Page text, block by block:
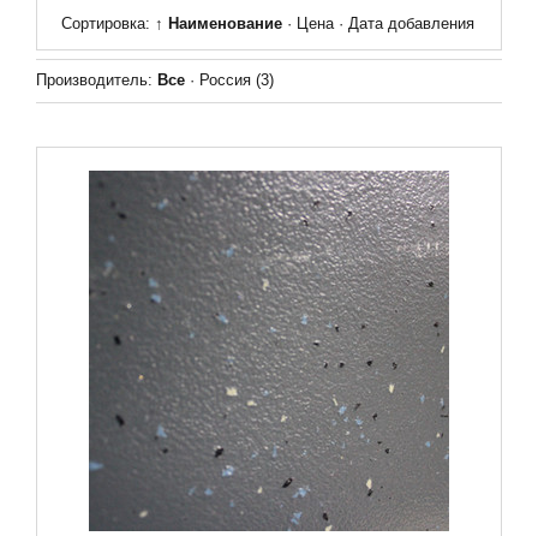
Сортировка: ↑ Наименование · Цена· Дата добавления
Производитель: Все · Россия (3)